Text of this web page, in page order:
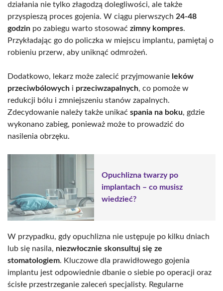
działania nie tylko złagodzą dolegliwości, ale także
przyspieszą proces gojenia. W ciągu pierwszych 24-48
godzin po zabiegu warto stosować zimny kompres.
Przykładając go do policzka w miejscu implantu, pamiętaj o
robieniu przerw, aby uniknąć odmrożeń.
Dodatkowo, lekarz może zalecić przyjmowanie leków
przeciwbólowych i przeciwzapalnych, co pomoże w
redukcji bólu i zmniejszeniu stanów zapalnych.
Zdecydowanie należy także unikać spania na boku, gdzie
wykonano zabieg, ponieważ może to prowadzić do
nasilenia obrzęku.
Opuchlizna twarzy po
implantach – co musisz
wiedzieć?
W przypadku, gdy opuchlizna nie ustępuje po kilku dniach
lub się nasila, niezwłocznie skonsultuj się ze
stomatologiem. Kluczowe dla prawidłowego gojenia
implantu jest odpowiednie dbanie o siebie po operacji oraz
ścisłe przestrzeganie zaleceń specjalisty. Regularne